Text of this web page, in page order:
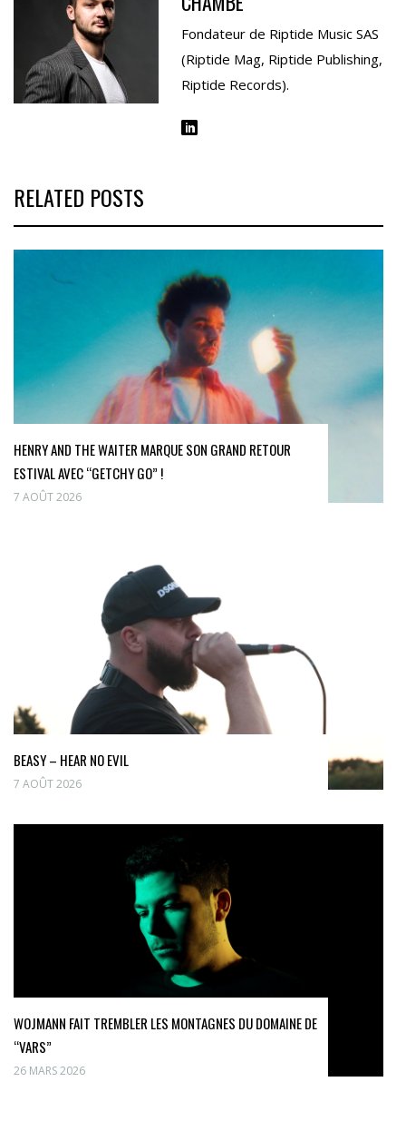
Fondateur de Riptide Music SAS
(Riptide Mag, Riptide Publishing,
Riptide Records).
RELATED POSTS
HENRY AND THE WAITER MARQUE SON GRAND RETOUR
ESTIVAL AVEC “GETCHY GO” !
7 AOÛT 2026
BEASY – HEAR NO EVIL
7 AOÛT 2026
WOJMANN FAIT TREMBLER LES MONTAGNES DU DOMAINE DE
“VARS”
26 MARS 2026